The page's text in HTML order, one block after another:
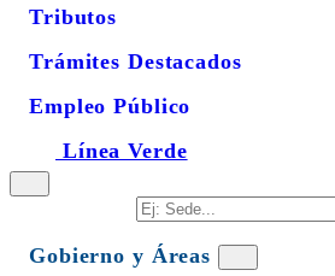
Tributos
Trámites Destacados
Empleo Público
Línea Verde
Gobierno y Áreas